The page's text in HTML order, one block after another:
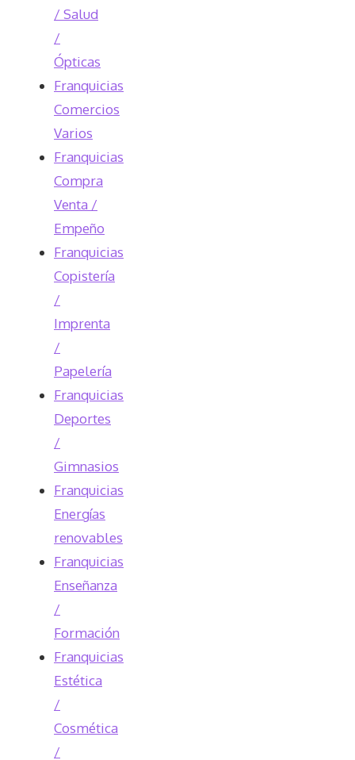
/ Salud
/
Ópticas
Franquicias
Comercios
Varios
Franquicias
Compra
Venta /
Empeño
Franquicias
Copistería
/
Imprenta
/
Papelería
Franquicias
Deportes
/
Gimnasios
Franquicias
Energías
renovables
Franquicias
Enseñanza
/
Formación
Franquicias
Estética
/
Cosmética
/